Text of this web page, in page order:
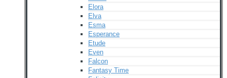
Elora
Elva
Esma
Esperance
Etude
Even
Falcon
Fantasy Time